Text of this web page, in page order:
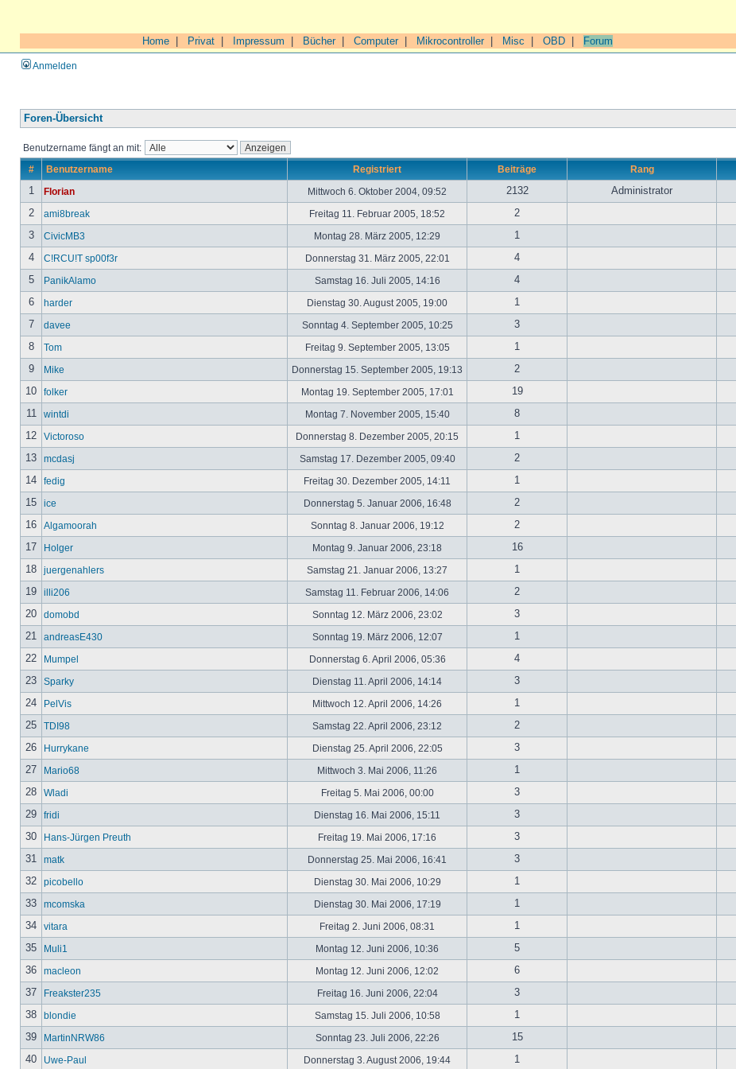
Home Privat Impressum Bücher| Computer| Mikrocontroller| Misc OBD Forum
Anmelden
Foren-Übersicht
Benutzername fängt an mit:
# Benutzername Registriert Beiträge Rang
1 Florian Mittwoch 6. Oktober 2004, 09:52 2132
Administrator
2
ami8break Freitag 11. Februar 2005, 18:52
2
3
CivicMB3 Montag 28. März 2005, 12:29
1
4
C!RCU!T sp00f3r Donnerstag 31. März 2005, 22:01
4
5
PanikAlamo Samstag 16. Juli 2005, 14:16
4
6
harder Dienstag 30. August 2005, 19:00
1
7
davee Sonntag 4. September 2005, 10:25
3
8
Tom Freitag 9. September 2005, 13:05
1
9
Mike Donnerstag 15. September 2005, 19:13
2
10
folker Montag 19. September 2005, 17:01
19
11
wintdi Montag 7. November 2005, 15:40
8
12
Victoroso Donnerstag 8. Dezember 2005, 20:15
1
13
mcdasj Samstag 17. Dezember 2005, 09:40
2
14
fedig Freitag 30. Dezember 2005, 14:11
1
15
ice Donnerstag 5. Januar 2006, 16:48
2
16
Algamoorah Sonntag 8. Januar 2006, 19:12
2
17
Holger Montag 9. Januar 2006, 23:18
16
18
juergenahlers Samstag 21. Januar 2006, 13:27
1
19
illi206 Samstag 11. Februar 2006, 14:06
2
20
domobd Sonntag 12. März 2006, 23:02
3
21
andreasE430 Sonntag 19. März 2006, 12:07
1
22
Mumpel Donnerstag 6. April 2006, 05:36
4
23
Sparky Dienstag 11. April 2006, 14:14
3
24
PelVis Mittwoch 12. April 2006, 14:26
1
25
TDI98 Samstag 22. April 2006, 23:12
2
26
Hurrykane Dienstag 25. April 2006, 22:05
3
27
Mario68 Mittwoch 3. Mai 2006, 11:26
1
28
Wladi Freitag 5. Mai 2006, 00:00
3
29
fridi Dienstag 16. Mai 2006, 15:11
3
30
Hans-Jürgen Preuth Freitag 19. Mai 2006, 17:16
3
31
matk Donnerstag 25. Mai 2006, 16:41
3
32
picobello Dienstag 30. Mai 2006, 10:29
1
33
mcomska Dienstag 30. Mai 2006, 17:19
1
34
vitara Freitag 2. Juni 2006, 08:31
1
35
Muli1 Montag 12. Juni 2006, 10:36
5
36
macleon Montag 12. Juni 2006, 12:02
6
37
Freakster235 Freitag 16. Juni 2006, 22:04
3
38
blondie Samstag 15. Juli 2006, 10:58
1
39
MartinNRW86 Sonntag 23. Juli 2006, 22:26
15
40
Uwe-Paul Donnerstag 3. August 2006, 19:44 1